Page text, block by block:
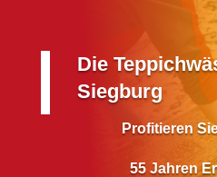
Die
Siegburg
Profitieren
55 Jahren